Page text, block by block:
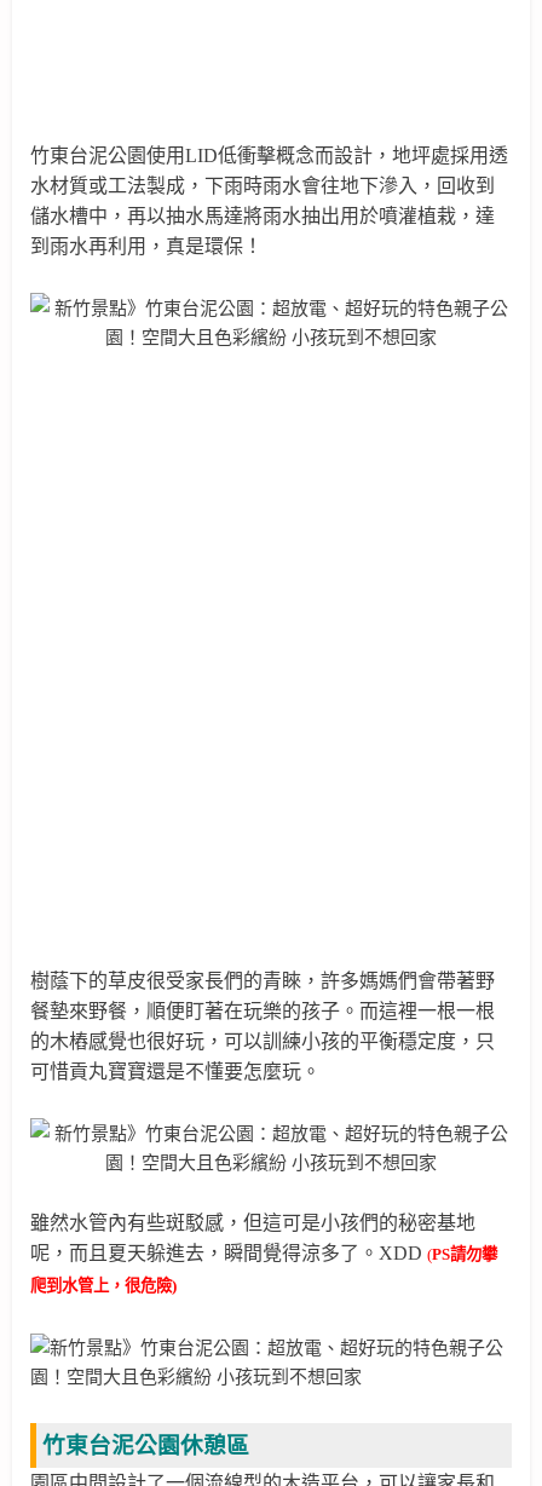
竹東台泥公園使用LID低衝擊概念而設計，地坪處採用透
水材質或工法製成， 下雨時雨水會往地下滲入，回收到
儲水槽中，再以抽水馬達將雨水抽出用於噴灌植栽，達
到雨水再利用，真是環保！
樹蔭下的草皮很受家長們的青睞，許多媽媽們會帶著野
餐墊來野餐，順便盯著在玩樂的孩子。而這裡一根一根
的木樁感覺也很好玩，可以訓練小孩的平衡穩定度，只
可惜貢丸寶寶還是不懂要怎麼玩。
雖然水管內有些斑駁感 ，但這可是小孩們的秘密基地
呢，而且夏天躲進去，瞬間覺得涼多了。XDD (PS請勿攀
爬到水管上，很危險)
竹東台泥公園休憩區